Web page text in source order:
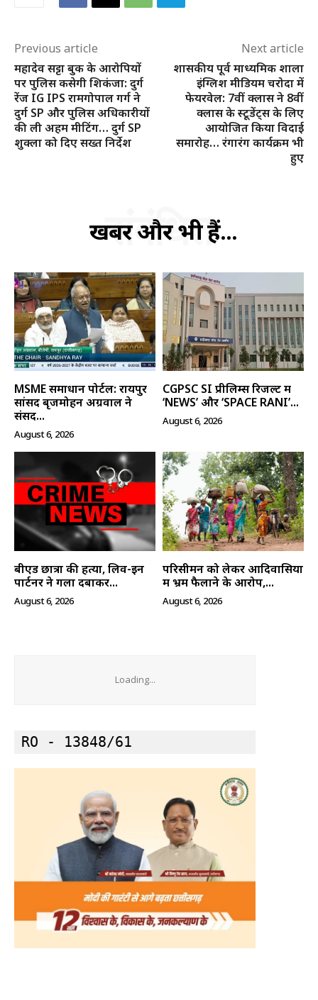
Previous article
महादेव सट्टा बुक के आरोपियों
पर पुलिस कसेगी शिकंजा: दुर्ग
रेंज IG IPS रामगोपाल गर्ग ने
दुर्ग SP और पुलिस अधिकारीयों
की ली अहम मीटिंग… दुर्ग SP
शुक्ला को दिए सख्त निर्देश
Next article
शासकीय पूर्व माध्यमिक शाला
इंग्लिश मीडियम चरोदा में
फेयरवेल: 7वीं क्लास ने 8वीं
क्लास के स्टूडेंट्स के लिए
आयोजित किया विदाई
समारोह… रंगारंग कार्यक्रम भी
हुए
खबरें और भी हैं...
संबंधित
MSME समाधान पोर्टल: रायपुर
सांसद बृजमोहन अग्रवाल ने
संसद...
August 6, 2026
CGPSC SI प्रीलिम्स रिजल्ट में
‘NEWS’ और ‘SPACE RANI’...
August 6, 2026
बीएड छात्रा की हत्या, लिव-इन
पार्टनर ने गला दबाकर...
August 6, 2026
परिसीमन को लेकर आदिवासियों
में भ्रम फैलाने के आरोप,...
August 6, 2026
Loading...
RO - 13848/61